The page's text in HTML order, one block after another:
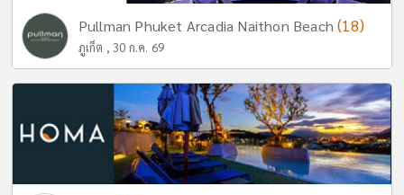
Pullman Phuket Arcadia Naithon Beach(18)
ภูเก็ต , 30 ก.ค. 69